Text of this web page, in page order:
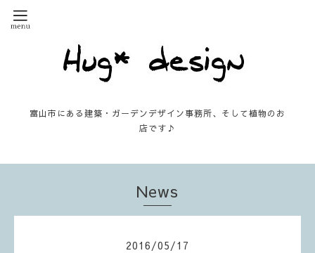
富山市にある建築・ガーデンデザイン事務所、そして植物のお
店です♪
News
2016/05/17